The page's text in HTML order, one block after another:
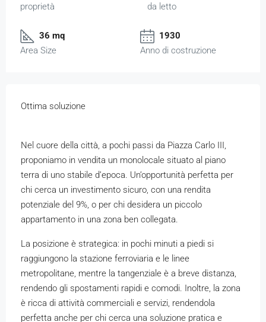
proprietà
da letto
36 mq
Area Size
1930
Anno di costruzione
Ottima soluzione
Nel cuore della città, a pochi passi da Piazza Carlo III,
proponiamo in vendita un monolocale situato al piano
terra di uno stabile d’epoca. Un’opportunità perfetta per
chi cerca un investimento sicuro, con una rendita
potenziale del 9%, o per chi desidera un piccolo
appartamento in una zona ben collegata.
La posizione è strategica: in pochi minuti a piedi si
raggiungono la stazione ferroviaria e le linee
metropolitane, mentre la tangenziale è a breve distanza,
rendendo gli spostamenti rapidi e comodi. Inoltre, la zona
è ricca di attività commerciali e servizi, rendendola
perfetta anche per chi cerca una soluzione pratica e